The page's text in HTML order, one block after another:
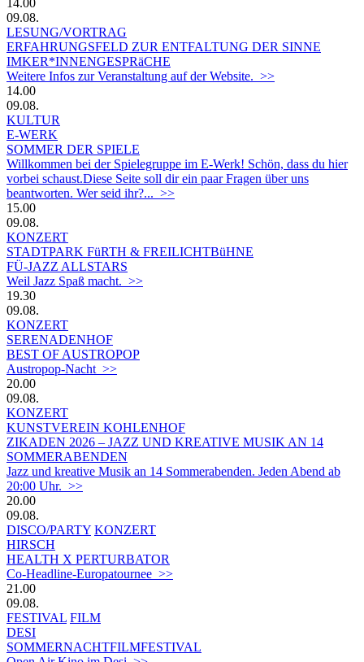
09.08.
LESUNG/VORTRAG
ERFAHRUNGSFELD ZUR ENTFALTUNG DER SINNE
IMKER*INNENGESPRäCHE
Weitere Infos zur Veranstaltung auf der Website. >>
14.00
09.08.
KULTUR
E-WERK
SOMMER DER SPIELE
Willkommen bei der Spielegruppe im E-Werk! Schön, dass du hier
vorbei schaust.Diese Seite soll dir ein paar Fragen über uns
beantworten. Wer seid ihr?... >>
15.00
09.08.
KONZERT
STADTPARK FüRTH & FREILICHTBüHNE
FÜ-JAZZ ALLSTARS
Weil Jazz Spaß macht. >>
19.30
09.08.
KONZERT
SERENADENHOF
BEST OF AUSTROPOP
Austropop-Nacht >>
20.00
09.08.
KONZERT
KUNSTVEREIN KOHLENHOF
ZIKADEN 2026 – JAZZ UND KREATIVE MUSIK AN 14
SOMMERABENDEN
Jazz und kreative Musik an 14 Sommerabenden. Jeden Abend ab
20:00 Uhr. >>
20.00
09.08.
DISCO/PARTY KONZERT
HIRSCH
HEALTH X PERTURBATOR
Co-Headline-Europatournee >>
21.00
09.08.
FESTIVAL FILM
DESI
SOMMERNACHTFILMFESTIVAL